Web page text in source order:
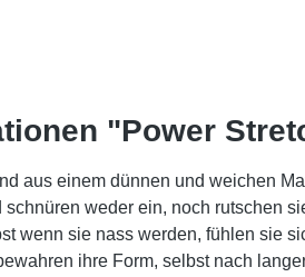
"Power
aus einem dünnen und weichen
weder ein, noch rutschen
wenn sie nass werden, fühlen sie
ihre Form, selbst nach